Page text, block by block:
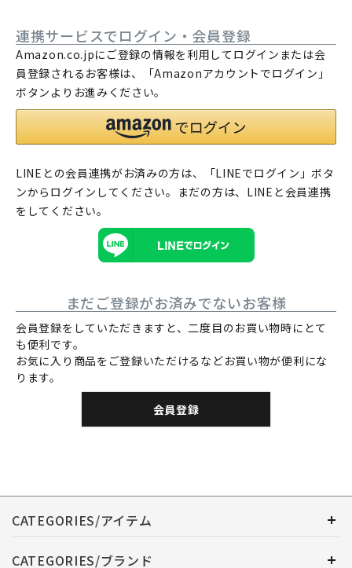
連携サービスでログイン・会員登録
Amazon.co.jpにご登録の情報を利用してログインまたは会
員登録されるお客様は、「Amazonアカウントでログイン」
ボタンよりお進みください。
LINEとの会員連携がお済みの方は、「LINEでログイン」ボタ
ンからログインしてください。まだの方は、 LINEと会員連携
をしてください。
まだご登録がお済みでないお客様
会員登録をしていただきますと、二度目のお買い物時にとて
も便利です。
お気に入り商品をご登録いただけるなどお買い物が便利にな
ります。
会員登録
CATEGORIES/アイテム
CATEGORIES/ブランド